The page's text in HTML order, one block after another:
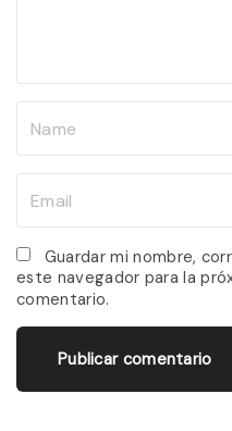
*
a
i
l
Guardar mi nombre,
este navegador para la
comentario.